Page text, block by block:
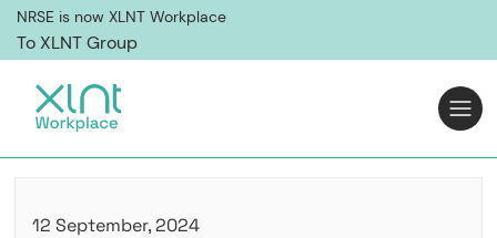
NRSE is now XLNT Workplace
To XLNT Group
12 September, 2024